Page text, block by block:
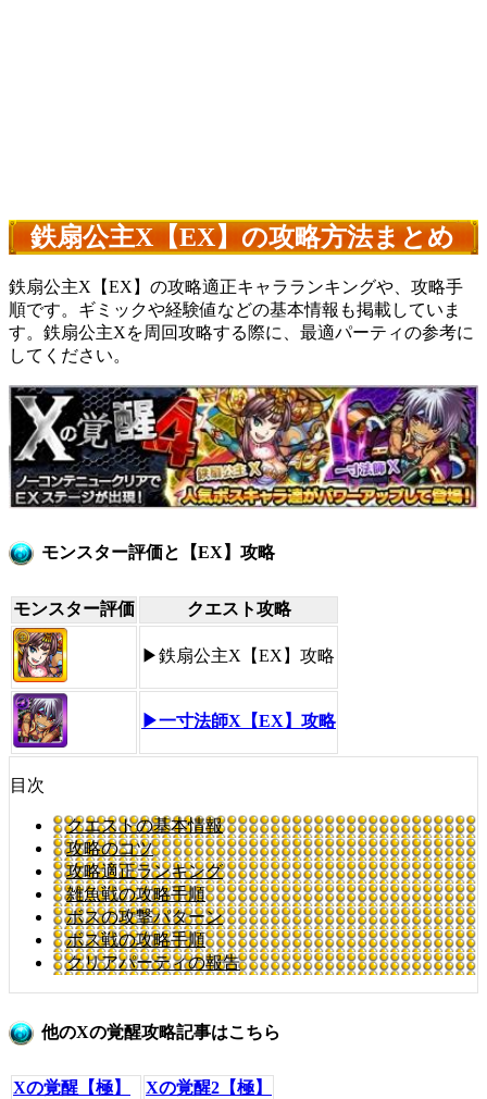
鉄扇公主X【EX】の攻略方法まとめ
鉄扇公主X【EX】の攻略適正キャラランキングや、攻略手
順です。ギミックや経験値などの基本情報も掲載していま
す。鉄扇公主Xを周回攻略する際に、最適パーティの参考に
してください。
モンスター評価と【EX】攻略
モンスター評価 クエスト攻略
▶︎鉄扇公主X【EX】攻略
▶︎一寸法師X【EX】攻略
目次
クエストの基本情報
攻略のコツ
攻略適正ランキング
雑魚戦の攻略手順
ボスの攻撃パターン
ボス戦の攻略手順
クリアパーティの報告
他のXの覚醒攻略記事はこちら
Xの覚醒【極】 Xの覚醒2【極】